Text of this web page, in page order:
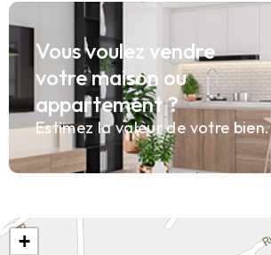
Vous voulez vendre
votre maison ou
appartement ?
Estimez la valeur de votre bien.
+